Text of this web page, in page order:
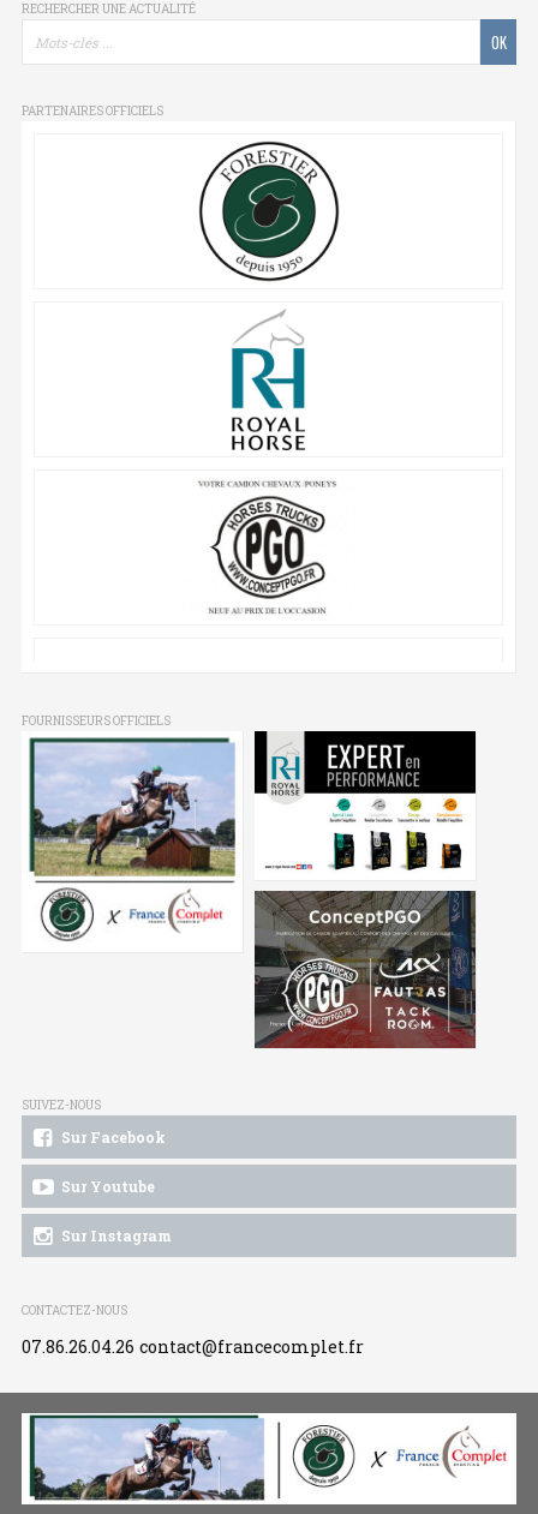
RECHERCHER UNE ACTUALITÉ
PARTENAIRES OFFICIELS
FOURNISSEURS OFFICIELS
SUIVEZ-NOUS
Sur Facebook
Sur Youtube
Sur Instagram
CONTACTEZ-NOUS
07.86.26.04.26 contact@francecomplet.fr